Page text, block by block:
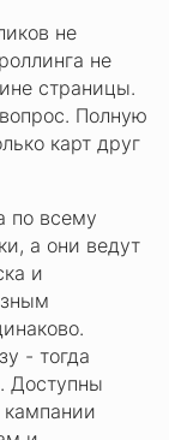
не
не
страницы.
Полную
карт друг
по всему
а они ведут
и
- тогда
Доступны
кампании